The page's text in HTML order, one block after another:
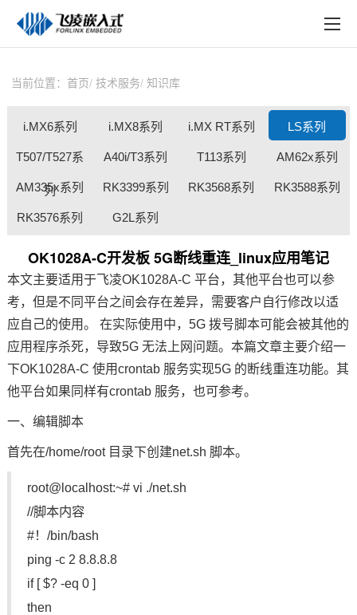
方案定制
天猫商城
淘宝商城
新闻中心
技术论坛
在线购买
当前位置： 首页 技术服务 知识库
i.MX6系列 i.MX8系列 i.MX RT系列 LS系列
T507/T527系
列
A40i/T3系列 T113系列 AM62x系列
AM335x系列 RK3399系列 RK3568系列 RK3588系列
RK3576系列 G2L系列
OK1028A-C开发板 5G断线重连_linux应用笔记
本文主要适用于飞凌OK1028A-C 平台，其他平台也可以参
考，但是不同平台之间会存在差异，需要客户自行修改以适
应自己的使用。 在实际使用中，5G 拨号脚本可能会被其他的
应用程序杀死，导致5G 无法上网问题。本篇文章主要介绍一
下OK1028A-C 使用crontab 服务实现5G 的断线重连功能。其
他平台如果同样有crontab 服务，也可参考。
一、编辑脚本
首先在/home/root 目录下创建net.sh 脚本。
root@localhost:~# vi ./net.sh
//脚本内容
#！/bin/bash
ping -c 2 8.8.8.8
if [ $? -eq 0 ]
then